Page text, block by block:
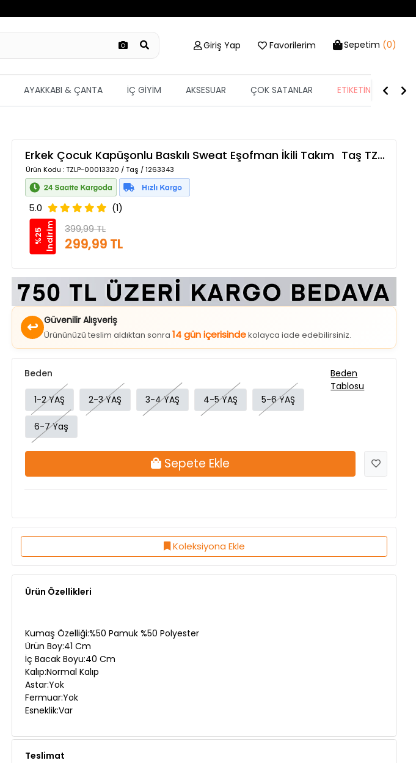
Giriş Yap Favorilerim Sepetim (0)
AYAKKABI & ÇANTA İÇ GİYİM AKSESUAR ÇOK SATANLAR ETİKETİN YARISI
Erkek Çocuk Kapüşonlu Baskılı Sweat Eşofman İkili Takım Taş TZLP-00013320
Ürün Kodu : TZLP-00013320 / Taş / 1263343
5.0 (1)
%
2
5
İ
n
d
i
r
i m 399,99 TL
299,99 TL
↩ Güvenilir Alışveriş
Ürününüzü teslim aldıktan sonra 14 gün içerisindekolayca iade edebilirsiniz.
Beden
1-2 YAŞ 2-3 YAŞ 3-4 YAŞ 4-5 YAŞ 5-6 YAŞ
6-7 Yaş
Beden
Tablosu
Sepete Ekle
Koleksiyona Ekle
Ürün Özellikleri
Kumaş Özelliği:%50 Pamuk %50 Polyester
Ürün Boy:41 Cm
İç Bacak Boyu:40 Cm
Kalıp:Normal Kalıp
Astar:Yok
Fermuar:Yok
Esneklik:Var
Teslimat